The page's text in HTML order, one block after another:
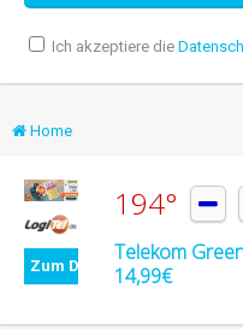
Ich akzeptiere die
Home
Zum Deal
194° 
Telekom
14,99€